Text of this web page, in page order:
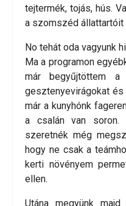
tejtermék, tojás, hús.
a szomszéd állattartóit
No tehát oda vagyunk
Ma a programon
már begyűjtöttem
gesztenyevirágokat
már a kunyhónk
a csalán van soron.
szeretnék még
hogy ne csak a
kerti növényem
ellen.
Utána megyünk